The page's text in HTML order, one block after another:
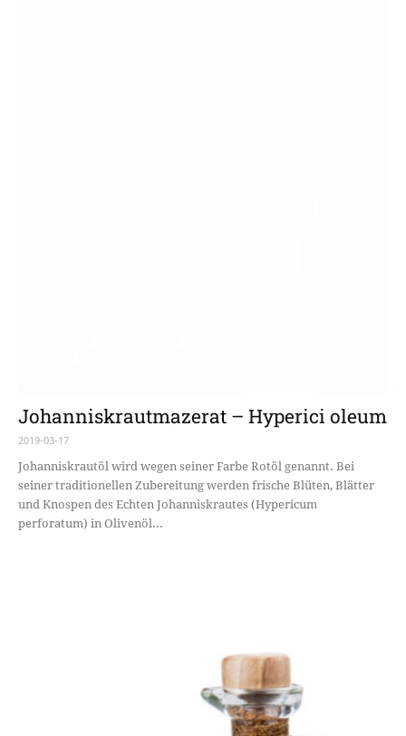
Johanniskrautmazerat – Hyperici oleum
2019-03-17
Johanniskrautöl wird wegen seiner Farbe Rotöl genannt. Bei
seiner traditionellen Zubereitung werden frische Blüten, Blätter
und Knospen des Echten Johanniskrautes (Hypericum
perforatum) in Olivenöl...